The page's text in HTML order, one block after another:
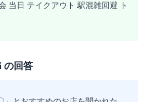
当日 テイクアウト 駅混雑回避 ト
の回答